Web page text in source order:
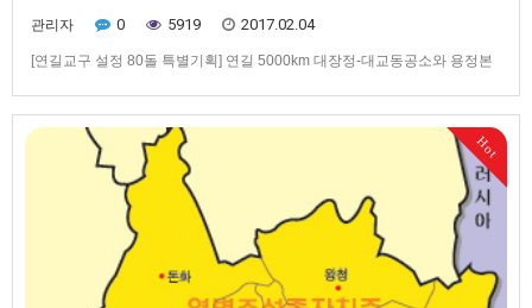
관리자 0 5919 2017.02.04
[연길교구 설정 80돌 특별기획] 연길 5000km 대장정-대교동공소와 용정본
는 허문 공소 기와를 다시 재활용했다고▲ 용정본당과 용정상시본당이 연이
어 위치했던 용두레 우물가에서 윤오복 마리아 할머니가 두 손을 모…
Hot